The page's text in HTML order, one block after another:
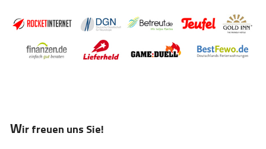
Wir freuen uns Sie!